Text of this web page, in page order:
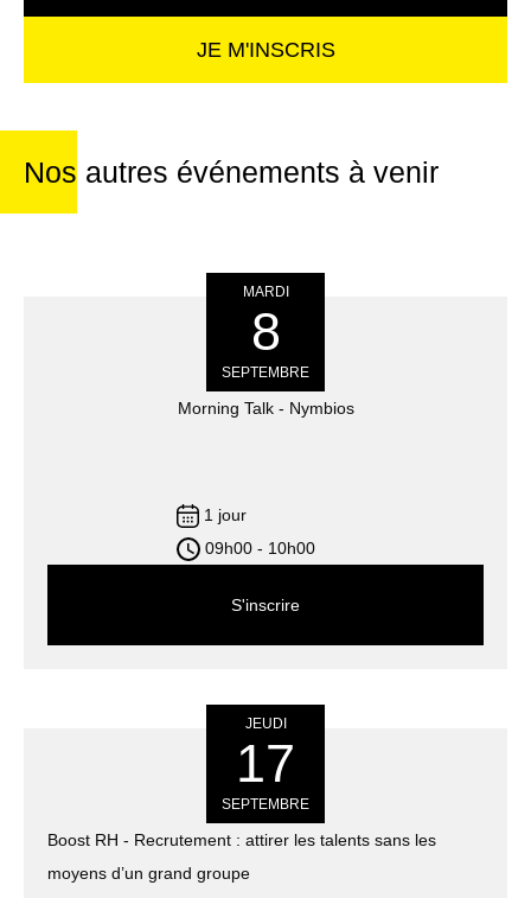
JE M'INSCRIS
Nos autres événements à venir
MARDI
8
SEPTEMBRE
Morning Talk - Nymbios
1 jour
09h00 - 10h00
S'inscrire
JEUDI
17
SEPTEMBRE
Boost RH - Recrutement : attirer les talents sans les
moyens d’un grand groupe